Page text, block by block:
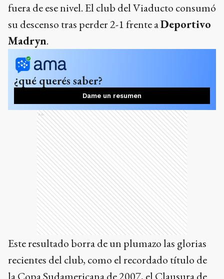
fuera de ese nivel. El club del Viaducto consumó
su descenso tras perder 2-1 frente aDeportivo
Madryn.
¿qué querés saber?
Dame un resumen
Ads
Este resultado borra de un plumazo las glorias
recientes del club, como el recordado título de